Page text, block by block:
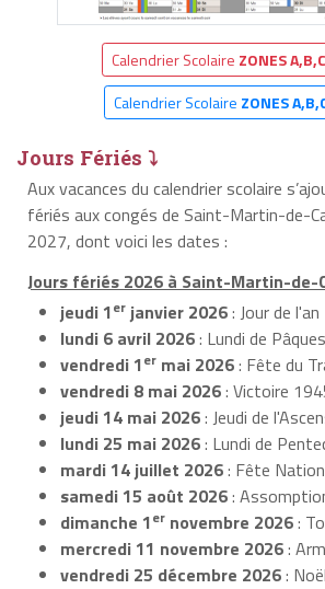
Calendrier Scolaire ZONES A,B,C
Calendrier Scolaire ZONES
Jours Fériés ⤵
Aux vacances du calendrier scolaire
fériés aux congés de Saint-Martin-de-
2027, dont voici les dates :
Jours fériés 2026 à Saint-Martin-de-
jeudi 1er janvier 2026: Jour de l'an
lundi 6 avril 2026: Lundi de Pâques
vendredi 1er mai 2026: Fête du
vendredi 8 mai 2026: Victoire
jeudi 14 mai 2026: Jeudi de
lundi 25 mai 2026: Lundi de
mardi 14 juillet 2026: Fête
samedi 15 août 2026:
dimanche 1er novembre 2026:
mercredi 11 novembre 2026:
vendredi 25 décembre 2026: Noël